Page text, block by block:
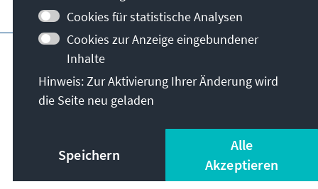
Besuchen Sie auch
Hauptseite der KAS Impressum
Datenschutz
Nutzungsbedingungen
Erklärung zur Barrierefreiheit
Barriere melden
Allg. Geschäftsbedingungen
© Konrad-Adenauer-Stiftung e.V. 2026
Cookies für statistische Analysen
Cookies zur Anzeige eingebundener
Inhalte
Hinweis: Zur Aktivierung Ihrer Änderung wird
die Seite neu geladen
Speichern
Alle
Akzeptieren